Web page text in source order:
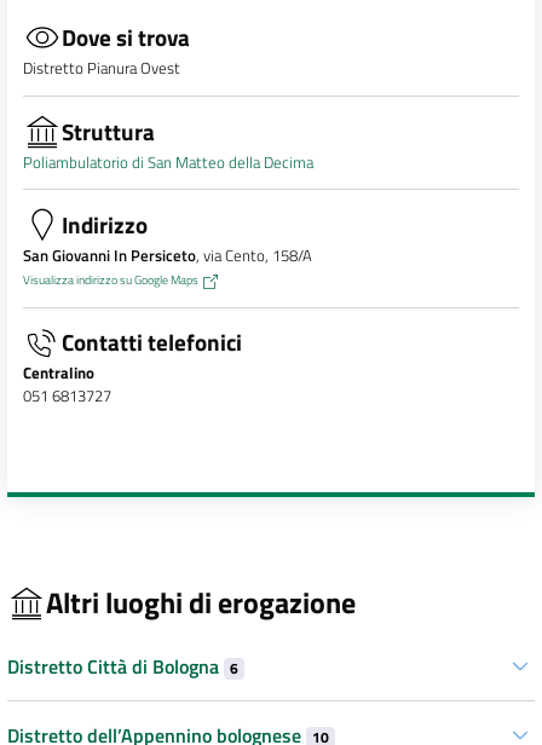
Dove si trova
Distretto Pianura Ovest
Struttura
Poliambulatorio di San Matteo della Decima
Indirizzo
San Giovanni In Persiceto, via Cento, 158/A
Visualizza indirizzo su Google Maps
Contatti telefonici
Centralino
051 6813727
Altri luoghi di erogazione
Distretto Città di Bologna 6
Distretto dell’Appennino bolognese 10